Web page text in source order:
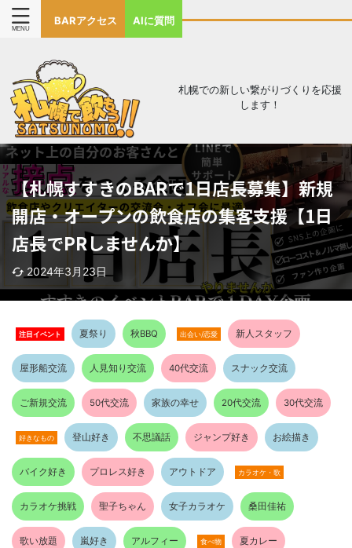
BARアクセス AIに質問
札幌での新しい繋がりづくりを応援
します！
【札幌すすきのBARで1日店長募集】新規
開店・オープンの飲食店の集客支援【1日
店長でPRしませんか】
2024年3月23日
注目イベント 夏祭り 秋BBQ 出会い/恋愛 新人スタッフ
屋形船交流 人見知り交流 40代交流 スナック交流
ご新規交流 50代交流 家族の幸せ 20代交流 30代交流
好きなもの 登山好き 不思議話 ジャンプ好き お絵描き
バイク好き プロレス好き アウトドア カラオケ・歌
カラオケ挑戦 聖子ちゃん 女子カラオケ 桑田佳祐
歌い放題 嵐好き アルフィー 食べ物 夏カレー